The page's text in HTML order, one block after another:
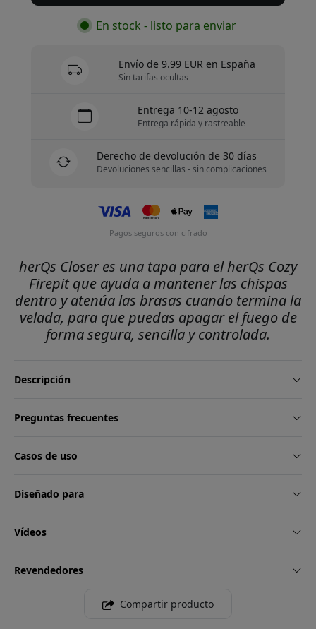
En stock - listo para enviar
Envío de 9.99 EUR en España
Sin tarifas ocultas
Entrega 10-12 agosto
Entrega rápida y rastreable
Derecho de devolución de 30 días
Devoluciones sencillas - sin complicaciones
Pagos seguros con cifrado
herQs Closer es una tapa para el herQs Cozy
Firepit que ayuda a mantener las chispas
dentro y atenúa las brasas cuando termina la
velada, para que puedas apagar el fuego de
forma segura, sencilla y controlada.
Descripción
Preguntas frecuentes
Casos de uso
Diseñado para
Vídeos
Revendedores
Compartir producto